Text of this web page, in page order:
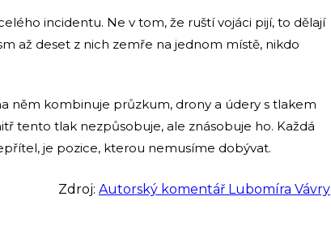
incidentu. Ne v tom, že ruští vojáci pijí, to dělají
až deset z nich zemře na jednom místě, nikdo
něm kombinuje průzkum, drony a údery s tlakem
tento tlak nezpůsobuje, ale znásobuje ho. Každá
je pozice, kterou nemusíme dobývat.
Zdroj: Autorský komentář Lubomíra Vávry